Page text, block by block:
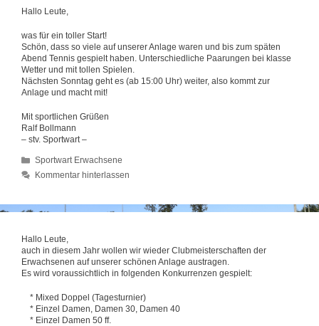
Hallo Leute,
was für ein toller Start!
Schön, dass so viele auf unserer Anlage waren und bis zum späten
Abend Tennis gespielt haben. Unterschiedliche Paarungen bei klasse
Wetter und mit tollen Spielen.
Nächsten Sonntag geht es (ab 15:00 Uhr) weiter, also kommt zur
Anlage und macht mit!
Mit sportlichen Grüßen
Ralf Bollmann
– stv. Sportwart –
Kategorien
Sportwart Erwachsene
Kommentar hinterlassen
Hallo Leute,
auch in diesem Jahr wollen wir wieder Clubmeisterschaften der
Erwachsenen auf unserer schönen Anlage austragen.
Es wird voraussichtlich in folgenden Konkurrenzen gespielt:
* Mixed Doppel (Tagesturnier)
* Einzel Damen, Damen 30, Damen 40
* Einzel Damen 50 ff.